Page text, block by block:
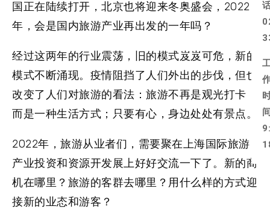
国正在陆续打开，北京也将迎来冬奥盛会，2022
年，会是国内旅游产业再出发的一年吗？
经过这两年的行业震荡，旧的模式岌岌可危，新的
模式不断涌现。疫情阻挡了人们外出的步伐，但也
改变了人们对旅游的看法：旅游不再是观光打卡，
而是一种生活方式；只要有心，身边处处有景点。
2022年，旅游从业者们，需要聚在上海国际旅游
产业投资和资源开发展上好好交流一下了。新的商
机在哪里？旅游的客群去哪里？用什么样的方式迎
接新的业态和游客？